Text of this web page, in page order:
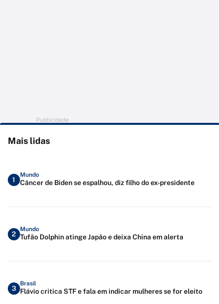
Publicidade
Mais lidas
1
Mundo
Câncer de Biden se espalhou, diz filho do ex-presidente
2
Mundo
Tufão Dolphin atinge Japão e deixa China em alerta
3
Brasil
Flávio critica STF e fala em indicar mulheres se for eleito